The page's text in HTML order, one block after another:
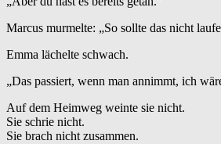
Marcus murmelte: „So sollte das nicht
Emma lächelte schwach.
„Das passiert, wenn man annimmt, ich
Auf dem Heimweg weinte sie nicht.
Sie schrie nicht.
Sie brach nicht zusammen.